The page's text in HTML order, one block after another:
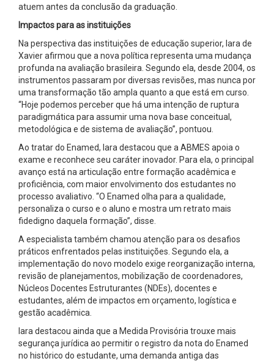
atuem antes da conclusão da graduação.
Impactos para as instituições
Na perspectiva das instituições de educação superior, Iara de
Xavier afirmou que a nova política representa uma mudança
profunda na avaliação brasileira. Segundo ela, desde 2004, os
instrumentos passaram por diversas revisões, mas nunca por
uma transformação tão ampla quanto a que está em curso.
“Hoje podemos perceber que há uma intenção de ruptura
paradigmática para assumir uma nova base conceitual,
metodológica e de sistema de avaliação”, pontuou.
Ao tratar do Enamed, Iara destacou que a ABMES apoia o
exame e reconhece seu caráter inovador. Para ela, o principal
avanço está na articulação entre formação acadêmica e
proficiência, com maior envolvimento dos estudantes no
processo avaliativo. “O Enamed olha para a qualidade,
personaliza o curso e o aluno e mostra um retrato mais
fidedigno daquela formação”, disse.
A especialista também chamou atenção para os desafios
práticos enfrentados pelas instituições. Segundo ela, a
implementação do novo modelo exige reorganização interna,
revisão de planejamentos, mobilização de coordenadores,
Núcleos Docentes Estruturantes (NDEs), docentes e
estudantes, além de impactos em orçamento, logística e
gestão acadêmica.
Iara destacou ainda que a Medida Provisória trouxe mais
segurança jurídica ao permitir o registro da nota do Enamed
no histórico do estudante, uma demanda antiga das